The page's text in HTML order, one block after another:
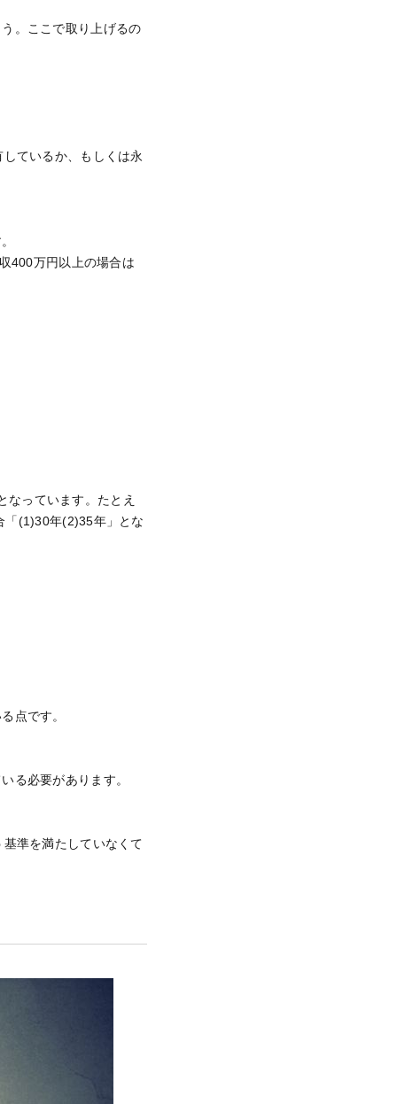
。ここで取り上げるの
ているか、もしくは永
400万円以上の場合は
なっています。たとえ
「(1)30年(2)35年」とな
点です。
る必要があります。
準を満たしていなくて